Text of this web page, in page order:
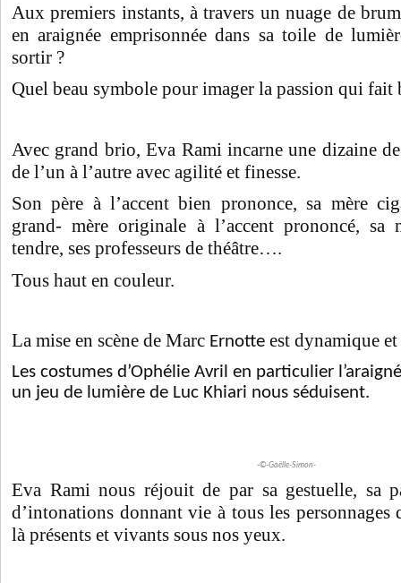
Aux premiers instants, à travers un nuage de
en araignée emprisonnée dans sa toile de
sortir ?
Quel beau symbole pour imager la passion qui fait
Avec grand brio, Eva Rami incarne une dizaine de
de l’un à l’autre avec agilité et finesse.
Son père à l’accent bien prononce, sa mère
grand- mère originale à l’accent prononcé, sa
tendre, ses professeurs de théâtre….
Tous haut en couleur.
La mise en scène de Marc Ernotte est dynamique
Les costumes d’Ophélie Avril en particulier
un jeu de lumière de Luc Khiari nous séduisent.
-©-Gaëlle-Simon-
Eva Rami nous réjouit de par sa gestuelle, sa
d’intonations donnant vie à tous les
là présents et vivants sous nos yeux.